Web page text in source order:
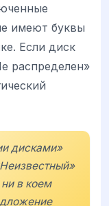
имеют буквы
Если диск
распределен»
дисками»
в коем